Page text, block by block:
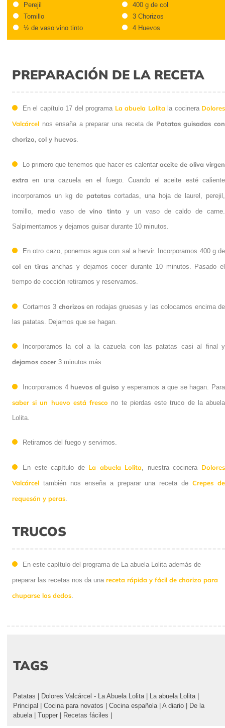
Perejil
Tomillo
½ de vaso vino tinto
400 g de col
3 Chorizos
4 Huevos
PREPARACIÓN DE LA RECETA
En el capítulo 17 del programaLa abuela Lolitala cocinera
Dolores Valcárcelnos ensaña a preparar una receta dePatatas
guisadas con chorizo, col y huevos
Lo primero que tenemos que hacer es calentaraceite de oliva
virgen extraen una cazuela en el fuego. Cuando el aceite esté
caliente incorporamos un kg depatatascortadas, una hoja de laurel,
perejil, tomillo, medio vaso devino tinto
y un vaso de caldo de carne.
Salpimentamos y dejamos guisar durante 10 minutos.
En otro cazo, ponemos agua con sal a hervir. Incorporamos 400 g
de col en tirasanchas y dejamos cocer durante 10 minutos. Pasado el
tiempo de cocción retiramos y reservamos.
Cortamos 3chorizos en rodajas gruesas y las colocamos encima
de las patatas. Dejamos que se hagan.
Incorporamos la col a la cazuela con las patatas casi al final y
dejamos cocer 3 minutos más.
Incorporamos 4huevos al guisoy esperamos a que se hagan.
Parasaber si un huevo está frescono te pierdas este truco de la
abuela Lolita.
Retiramos del fuego y servimos.
En este capítulo de La abuela Lolita, nuestra cocineraDolores
Valcárcel también nos enseña a preparar una receta deCrepes de
requesón y peras
TRUCOS
En este capítulo del programa de La abuela Lolita además de
preparar las recetas nos da una receta rápida y fácil de chorizo para
chuparse los dedos
TAGS
Patatas | Dolores Valcárcel - La Abuela Lolita | La abuela Lolita |
Principal | Cocina para novatos | Cocina española | A diario | De la
abuela | Tupper | Recetas fáciles |